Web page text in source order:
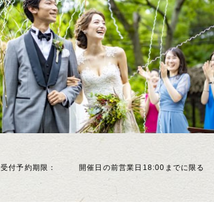
受付予約期限 開催日の前営業日18:00までに限る